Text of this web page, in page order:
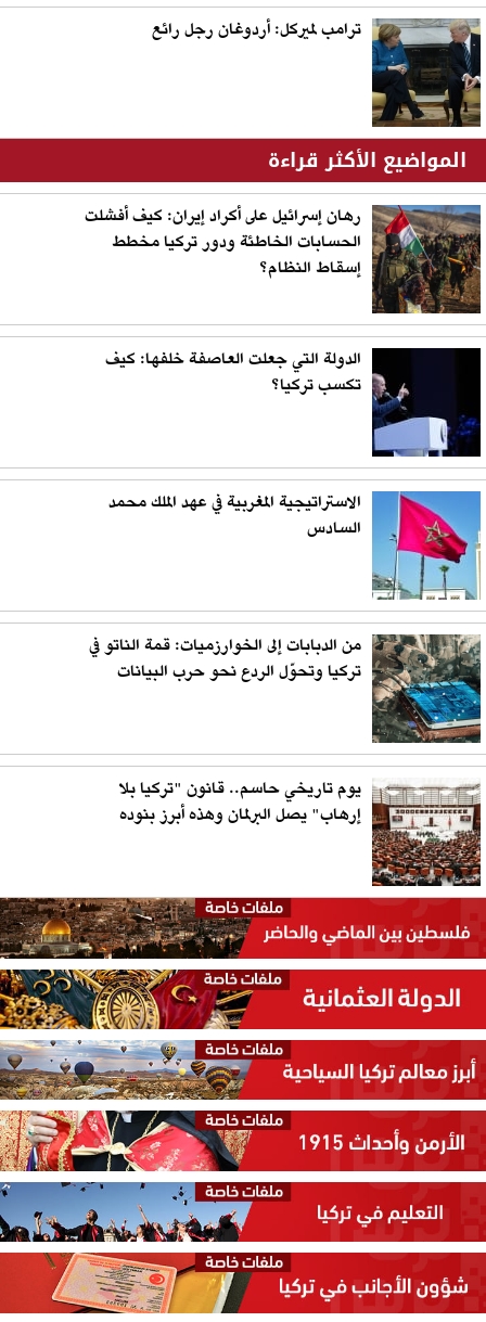
ترامب لميركل: أردوغان رجل رائع
المواضيع الأكثر قراءة
رهان إسرائيل على أكراد إيران: كيف أفشلت
الحسابات الخاطئة ودور تركيا مخطط
إسقاط النظام؟
الدولة التي جعلت العاصفة خلفها: كيف
تكسب تركيا؟
الاستراتيجية المغربية في عهد الملك محمد
السادس
من الدبابات إلى الخوارزميات: قمة الناتو في
تركيا وتحوّل الردع نحو حرب البيانات
يوم تاريخي حاسم.. قانون "تركيا بلا
إرهاب" يصل البرلمان وهذه أبرز بنوده